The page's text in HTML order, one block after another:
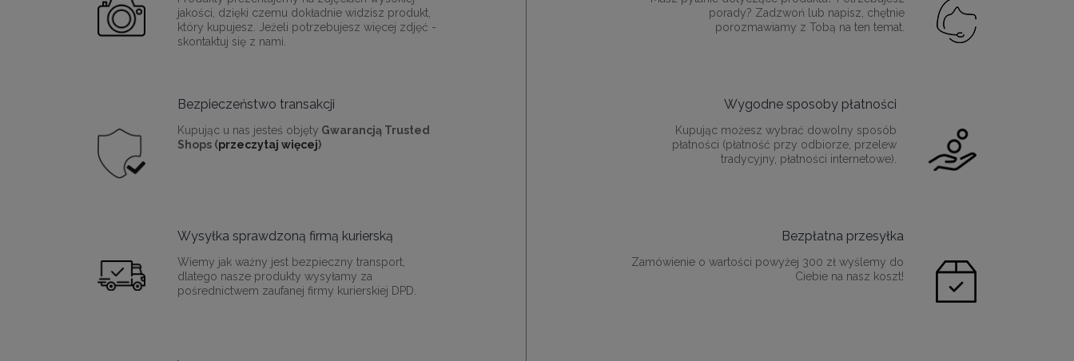
jakości, dzięki czemu dokładnie widzisz produkt,
który kupujesz. Jeżeli potrzebujesz więcej zdjęć -
skontaktuj się z nami.
porady? Zadzwoń lub napisz, chętnie
porozmawiamy z Tobą na ten temat.
Bezpieczeństwo transakcji
Kupując u nas jesteś objęty Gwarancją Trusted
Shops (przeczytaj więcej)
Wygodne sposoby płatności
Kupując możesz wybrać dowolny sposób
płatności (płatność przy odbiorze, przelew
tradycyjny, płatności internetowe).
Wysyłka sprawdzoną firmą kurierską
Wiemy jak ważny jest bezpieczny transport,
dlatego nasze produkty wysyłamy za
pośrednictwem zaufanej firmy kurierskiej DPD.
Bezpłatna przesyłka
Zamówienie o wartości powyżej 300 zł wyślemy do
Ciebie na nasz koszt!